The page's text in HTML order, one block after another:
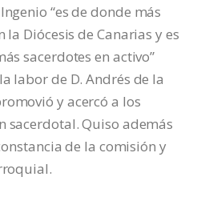
“es de donde más
Diócesis de Canarias y es
sacerdotes en activo”
labor de D. Andrés de la
y acercó a los
sacerdotal. Quiso además
de la comisión y